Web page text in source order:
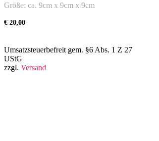
Größe: ca. 9cm x 9cm x 9cm
€ 20,00
Umsatzsteuerbefreit gem. §6 Abs. 1 Z 27
UStG
zzgl. Versand